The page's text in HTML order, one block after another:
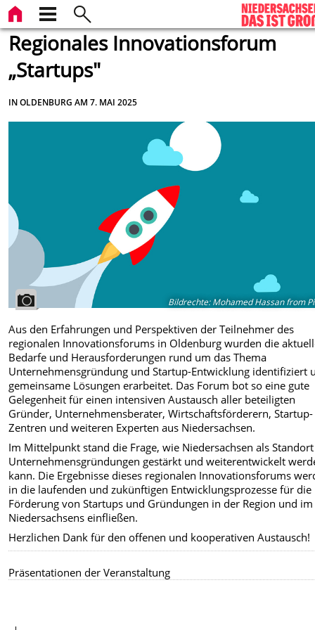
Regionales Innovationsforum
„Startups"
IN OLDENBURG AM 7. MAI 2025
Bildrechte:Mohamed Hassan from
Aus den Erfahrungen und Perspektiven der Teilnehmer des
regionalen Innovationsforums in Oldenburg wurden die
Bedarfe und Herausforderungen rund um das Thema
Unternehmensgründung und Startup-Entwicklung identifiziert
gemeinsame Lösungen erarbeitet. Das Forum bot so eine gute
Gelegenheit für einen intensiven Austausch aller beteiligten
Gründer, Unternehmensberater, Wirtschaftsförderern, Startup-
Zentren und weiteren Experten aus Niedersachsen.
Im Mittelpunkt stand die Frage, wie Niedersachsen als
Unternehmensgründungen gestärkt und weiterentwickelt
kann. Die Ergebnisse dieses regionalen Innovationsforums
in die laufenden und zukünftigen Entwicklungsprozesse für die
Förderung von Startups und Gründungen in der Region und
Niedersachsens einfließen.
Herzlichen Dank für den offenen und kooperativen Austausch!
Präsentationen der Veranstaltung